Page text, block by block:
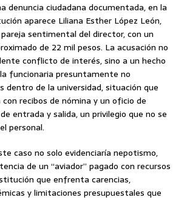
denuncia ciudadana documentada, en la
aparece Liliana Esther López León,
sentimental del director, con un
de 22 mil pesos. La acusación no
conflicto de interés, sino a un hecho
funcionaria presuntamente no
dentro de la universidad, situación que
recibos de nómina y un oficio de
entrada y salida, un privilegio que no se
personal.
caso no solo evidenciaría nepotismo,
de un “aviador” pagado con recursos
que enfrenta carencias,
y limitaciones presupuestales que